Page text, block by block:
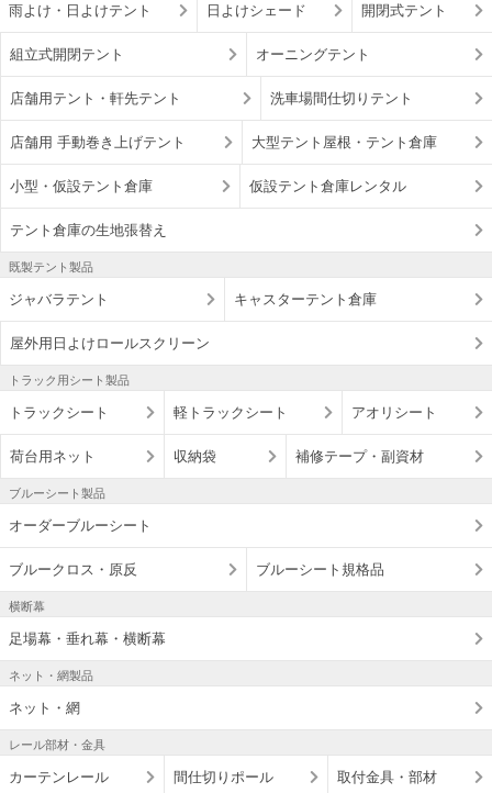
雨よけ・日よけテント 日よけシェード 開閉式テント
組立式開閉テント オーニングテント
店舗用テント・軒先テント 洗車場間仕切りテント
店舗用 手動巻き上げテント 大型テント屋根・テント倉庫
小型・仮設テント倉庫 仮設テント倉庫レンタル
テント倉庫の生地張替え
既製テント製品
ジャバラテント キャスターテント倉庫
屋外用日よけロールスクリーン
トラック用シート製品
トラックシート 軽トラックシート アオリシート
荷台用ネット 収納袋 補修テープ・副資材
ブルーシート製品
オーダーブルーシート
ブルークロス・原反 ブルーシート規格品
横断幕
足場幕・垂れ幕・横断幕
ネット・網製品
ネット・網
レール部材・金具
カーテンレール 間仕切りポール 取付金具・部材